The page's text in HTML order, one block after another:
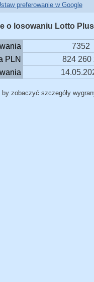
preferowanie w Google
o losowaniu Lotto
7352
PLN
824 260
zobaczyć szczegóły